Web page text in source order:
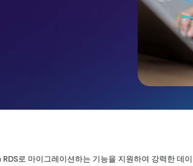
로 마이그레이션하는 기능을 지원하여 강력한 데